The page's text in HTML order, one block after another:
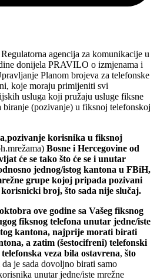
agencija za komunikacije u
donijela PRAVILO o izmjenama i
Planom brojeva za telefonske
koje moraju primijeniti svi
usluga koji pružaju usluge fiksne
biranje (pozivanje) u fiksnoj telefonskoj
,pozivanje korisnika u fiksnoj
Bosne i Hercegovine od
će se tako što će se i unutar
jednog/istog kantona u FBiH,
grupe kojoj pripada pozivani
korisnicki broj, što sada nije slučaj.
ove godine sa Vašeg fiksnog
fiksnog telefona unutar jedne/iste
kantona, najprije morati birati
a zatim (šestocifreni) telefonski
veza bila ostavrena, što
je sada dovoljno birati samo
unutar jedne/iste mrežne